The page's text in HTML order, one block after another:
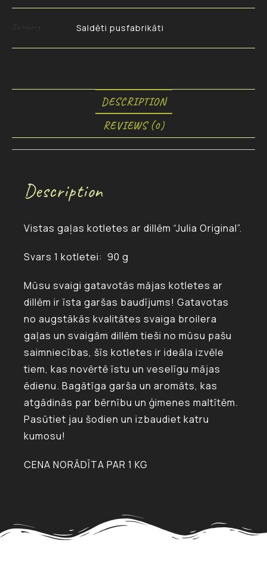
Saldēti pusfabrikāti
DESCRIPTION
REVIEWS (0)
Description
Vistas gaļas kotletes ar dillēm “Julia Original”.
Svars 1 kotletei: 90 g
Mūsu svaigi gatavotās mājas kotletes ar
dillēm ir īsta garšas baudījums! Gatavotas
no augstākās kvalitātes svaiga broilera
gaļas un svaigām dillēm tieši no mūsu pašu
saimniecības, šīs kotletes ir ideāla izvēle
tiem, kas novērtē īstu un veselīgu mājas
ēdienu. Bagātīga garša un aromāts, kas
atgādinās par bērnību un ģimenes maltītēm.
Pasūtiet jau šodien un izbaudiet katru
kumosu!
CENA NORĀDĪTA PAR 1 KG